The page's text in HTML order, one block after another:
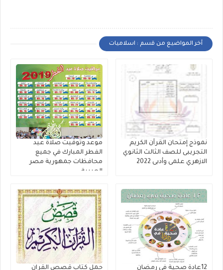
أخر المواضيع من قسم : اسلاميات
نموذج إمتحان القرآن الكريم
التجريبى للصف الثالث الثانوي
الازهري علمى وأدبى 2022
موعد وتوقيت صلاة عيد
الفطر المبارك في جميع
محافظات جمهورية مصر
العربية
12عادة صحية في رمضان
حمل كتاب قصص القران